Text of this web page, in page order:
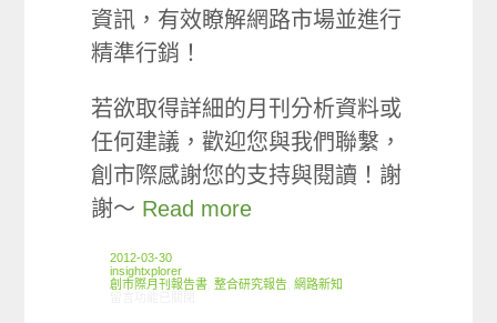
資訊，有效瞭解網路市場並進行
精準行銷！
若欲取得詳細的月刊分析資料或
任何建議，歡迎您與我們聯繫，
創市際感謝您的支持與閱讀！謝
謝～ Read more
2012-03-30
insightxplorer
創市際月刊報告書 ,整合研究報告 ,網路新知